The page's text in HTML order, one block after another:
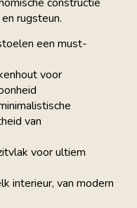
rugsteun.
een must-
voor
van
voor ultiem
interieur, van modern